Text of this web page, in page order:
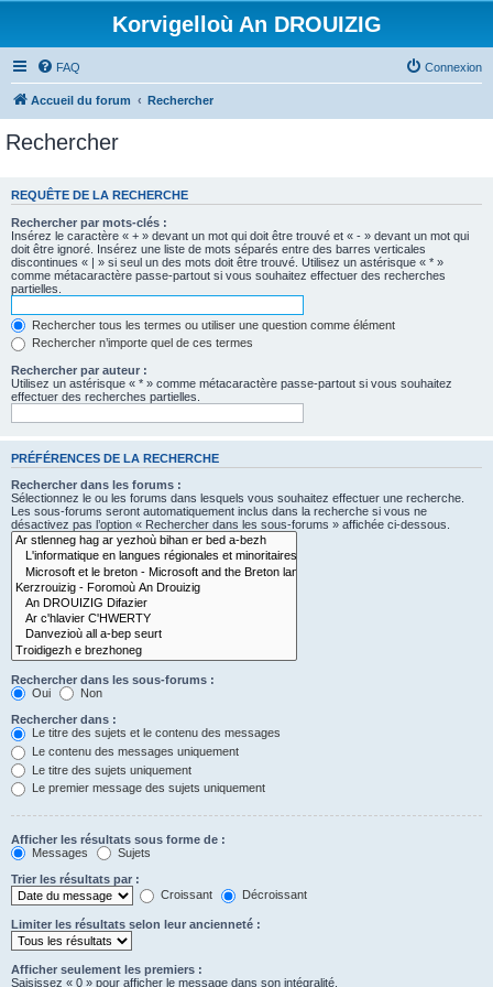
Korvigelloù An DROUIZIG
FAQ Connexion
Accueil du forum Rechercher
Rechercher
REQUÊTE DE LA RECHERCHE
Rechercher par mots-clés :
Insérez le caractère « + » devant un mot qui doit être trouvé et « - » devant un mot qui
doit être ignoré. Insérez une liste de mots séparés entre des barres verticales
discontinues « | » si seul un des mots doit être trouvé. Utilisez un astérisque « * »
comme métacaractère passe-partout si vous souhaitez effectuer des recherches
partielles.
Rechercher tous les termes ou utiliser une question comme élément
Rechercher n’importe quel de ces termes
Rechercher par auteur :
Utilisez un astérisque « * » comme métacaractère passe-partout si vous souhaitez
effectuer des recherches partielles.
PRÉFÉRENCES DE LA RECHERCHE
Rechercher dans les forums :
Sélectionnez le ou les forums dans lesquels vous souhaitez effectuer une recherche.
Les sous-forums seront automatiquement inclus dans la recherche si vous ne
désactivez pas l’option « Rechercher dans les sous-forums » affichée ci-dessous.
Rechercher dans les sous-forums :
Oui
Non
Rechercher dans :
Le titre des sujets et le contenu des messages
Le contenu des messages uniquement
Le titre des sujets uniquement
Le premier message des sujets uniquement
Afficher les résultats sous forme de :
Messages
Sujets
Trier les résultats par :
Croissant
Décroissant
Limiter les résultats selon leur ancienneté :
Afficher seulement les premiers :
Saisissez « 0 » pour afficher le message dans son intégralité.